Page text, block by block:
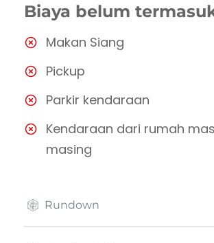
Rundown
Biaya belum
Makan Siang
Pickup
Parkir kendaraan
Kendaraan dari rumah
masing